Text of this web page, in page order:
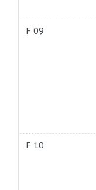
F 09
F 10